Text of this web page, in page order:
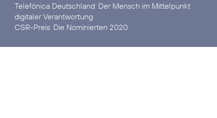
Telefónica Deutschland: Der Mensch im Mittelpunkt
digitaler Verantwortung
CSR-Preis: Die Nominierten 2020